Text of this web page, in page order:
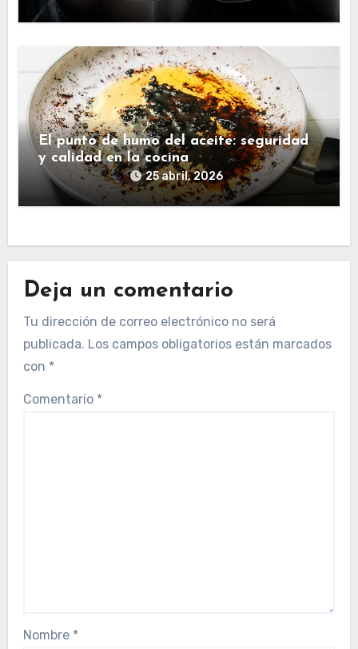
El punto de humo del aceite: seguridad
y calidad en la cocina
25 abril, 2026
Deja un comentario
Tu dirección de correo electrónico no será
publicada. Los campos obligatorios están marcados
con *
Comentario *
Nombre *